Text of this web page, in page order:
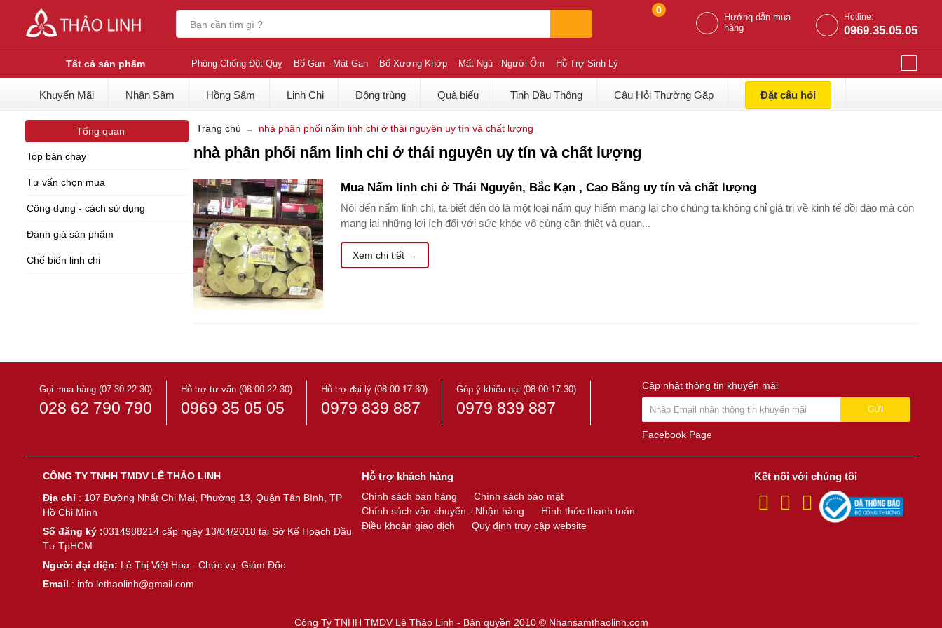
0
Hướng dẫn mua
hàng
Hotline:
0969.35.05.05
Tất cả sản phẩm Phòng Chống Đột Quỵ Bổ Gan - Mát Gan Bổ Xương Khớp Mất Ngủ - Người Ốm Hỗ Trợ Sinh Lý
Khuyến Mãi Nhân Sâm Hồng Sâm Linh Chi Đông trùng Quà biếu Tinh Dầu Thông Câu Hỏi Thường Gặp Đặt câu hỏi
Tổng quan
Top bán chạy
Tư vấn chọn mua
Công dụng - cách sử dụng
Đánh giá sản phẩm
Chế biến linh chi
Trang chủ nhà phân phối nấm linh chi ở thái nguyên uy tín và chất lượng
nhà phân phối nấm linh chi ở thái nguyên uy tín và chất lượng
Mua Nấm linh chi ở Thái Nguyên, Bắc Kạn , Cao Bằng uy tín và chất lượng
Nói đến nấm linh chi, ta biết đến đó là một loại nấm quý hiếm mang lại cho chúng ta không chỉ giá trị về kinh tế dồi dào mà còn
mang lại những lợi ích đối với sức khỏe vô cùng cần thiết và quan...
Xem chi tiết →
Gọi mua hàng (07:30-22:30)
028 62 790 790
Hỗ trợ tư vấn (08:00-22:30)
0969 35 05 05
Hỗ trợ đại lý (08:00-17:30)
0979 839 887
Góp ý khiếu nại (08:00-17:30)
0979 839 887
Cập nhật thông tin khuyến mãi
GỬI
Facebook Page
CÔNG TY TNHH TMDV LÊ THẢO LINH
Địa chỉ : 107 Đường Nhất Chi Mai, Phường 13, Quận Tân Bình, TP
Hồ Chi Minh
Số đăng ký :0314988214 cấp ngày 13/04/2018 tại Sở Kế Hoạch Đầu
Tư TpHCM
Người đại diện: Lê Thị Việt Hoa - Chức vụ: Giám Đốc
Email : info.lethaolinh@gmail.com
Hỗ trợ khách hàng
Chính sách bán hàng
Chính sách bảo mật
Chính sách vận chuyển - Nhận hàng
Hình thức thanh toán
Điều khoản giao dịch
Quy định truy cập website
Kết nối với chúng tôi
Công Ty TNHH TMDV Lê Thảo Linh - Bản quyền 2010 © Nhansamthaolinh.com